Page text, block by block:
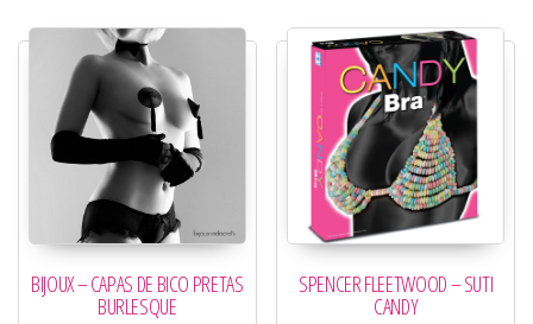
BIJOUX – CAPAS DE BICO PRETAS
BURLESQUE
SPENCER FLEETWOOD – SUTI
CANDY